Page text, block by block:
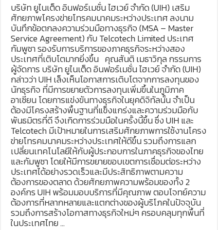
บริษัท ยูไนเต็ด อินฟอร์เมชั่น ไฮเวย์ จำกัด (UIH) เสริม
ศักยภาพโครงข่ายโทรคมนาคมระหว่างประเทศ ลงนาม
บันทึกข้อตกลงความร่วมมือทางธุรกิจ (MSA – Master
Service Agreement) กับ Telcotech Limited ประเทศ
กัมพูชา รองรับการบริการของภาคธุรกิจระหว่างสอง
ประเทศที่เติบโตมากยิ่งขึ้น คุณสันติ เมธาวิกุล กรรมการ
ผู้จัดการ บริษัท ยูไนเต็ด อินฟอร์เมชั่น ไฮเวย์ จำกัด (UIH)
กล่าวว่า UIH เล็งเห็นโอกาสการเติบโตจากการลงทุนของ
นักธุรกิจ ที่มีการขยายตัวการลงทุนเพิ่มขึ้นในภูมิภาค
อาเซียน โดยการแข่งขันทางธุรกิจในยุคดิจิทัลนั้น จำเป็น
ต้องมีโครงสร้างพื้นฐานที่แข็งแกร่งและความร่วมมือกับ
พันธมิตรที่ดี จึงเกิดการร่วมมือในครั้งนี้ขึ้น ซึ่ง UIH และ
Telcotech มีเป้าหมายในการเสริมศักยภาพการใช้งานโครง
ข่ายโทรคมนาคมระหว่างประเทศให้ดีขึ้น รวมถึงการแลก
เปลี่ยนเทคโนโลยีให้กับผู้ประกอบการในภาคธุรกิจของไทย
และกัมพูชา โดยให้มีการขยายขอบเขตการเชื่อมต่อระหว่าง
ประเทศได้อย่างรวดเร็วและมีประสิทธิภาพตามความ
ต้องการของตลาด ด้วยศักยภาพความพร้อมของทั้ง 2
องค์กร UIH พร้อมมอบบริการที่มีคุณภาพ ตอบโจทย์ความ
ต้องการที่หลากหลายและแตกต่างของผู้บริโภคในปัจจุบัน
รวมถึงการสร้างโอกาสทางธุรกิจใหม่ๆ ครอบคลุมทุกพื้นที่
ในประเทศไทย …